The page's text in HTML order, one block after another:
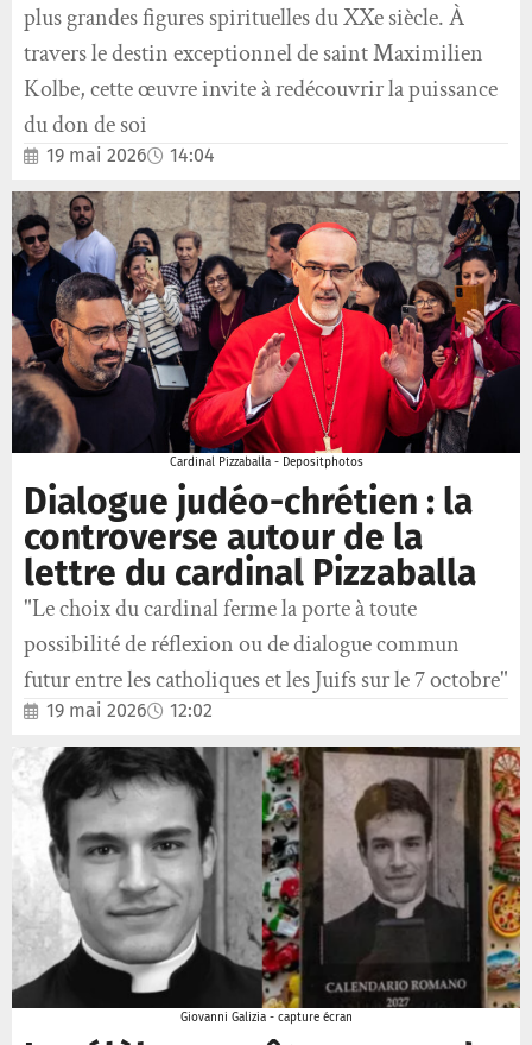
plus grandes figures spirituelles du XXe siècle. À
travers le destin exceptionnel de saint Maximilien
Kolbe, cette œuvre invite à redécouvrir la puissance
du don de soi
19 mai 2026 14:04
Cardinal Pizzaballa - Depositphotos
Dialogue judéo-chrétien : la
controverse autour de la
lettre du cardinal Pizzaballa
"Le choix du cardinal ferme la porte à toute
possibilité de réflexion ou de dialogue commun
futur entre les catholiques et les Juifs sur le 7 octobre"
19 mai 2026 12:02
Giovanni Galizia - capture écran